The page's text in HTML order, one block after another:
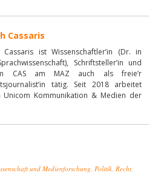
Cassaris
ist Wissenschaftler’in (Dr. in
Schriftsteller’in und
CAS am MAZ auch als freie’r
tätig. Seit 2018 arbeitet
Kommunikation & Medien der
und Medienforschung Politik Recht